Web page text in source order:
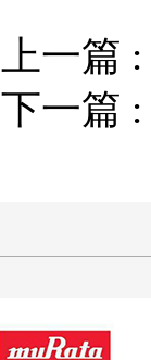
上一篇 :
下一篇 :